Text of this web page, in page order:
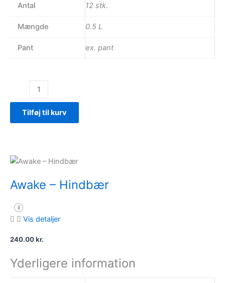
Antal 12 stk.
Mængde 0.5 L
Pant ex. pant
Antioxidant
Fersken
antal
Tilføj til kurv
Awake – Hindbær
i
Vis detaljer
240.00kr.
Yderligere information